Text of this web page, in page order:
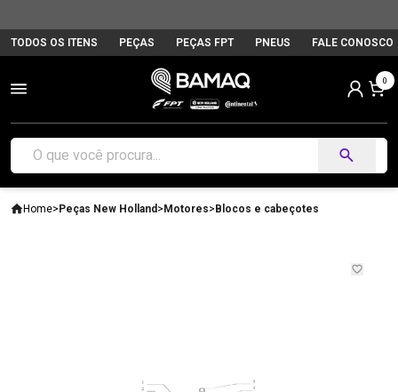
TODOS OS ITENS PEÇAS PEÇAS FPT PNEUS FALE CONOSCO
0
Home>Peças New Holland >Motores>Blocos e cabeçotes